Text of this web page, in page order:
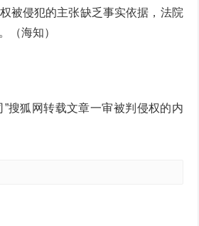
被侵犯的主张缺乏事实依据，法院
（海知）
”搜狐网转载文章一审被判侵权的内